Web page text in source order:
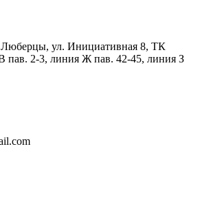
Люберцы, ул. Инициативная 8, ТК
пав. 2-3, линия Ж пав. 42-45, линия З